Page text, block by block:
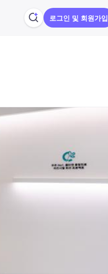
로그인 및 회원가입